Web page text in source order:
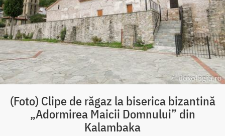
(Foto) Clipe de răgaz la biserica bizantină
„Adormirea Maicii Domnului” din
Kalambaka